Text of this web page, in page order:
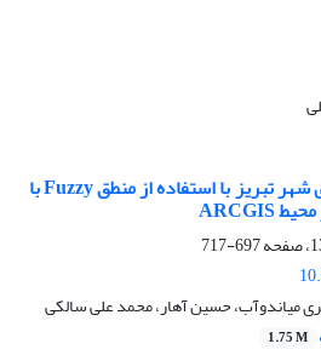
ارزیابی و پهنه بندی لرزهای شهر تبریز با استفاده از منطق Fuzzy با
697-717
میاندوآب، حسین آهار، محمد علی سالکی
1.75 M